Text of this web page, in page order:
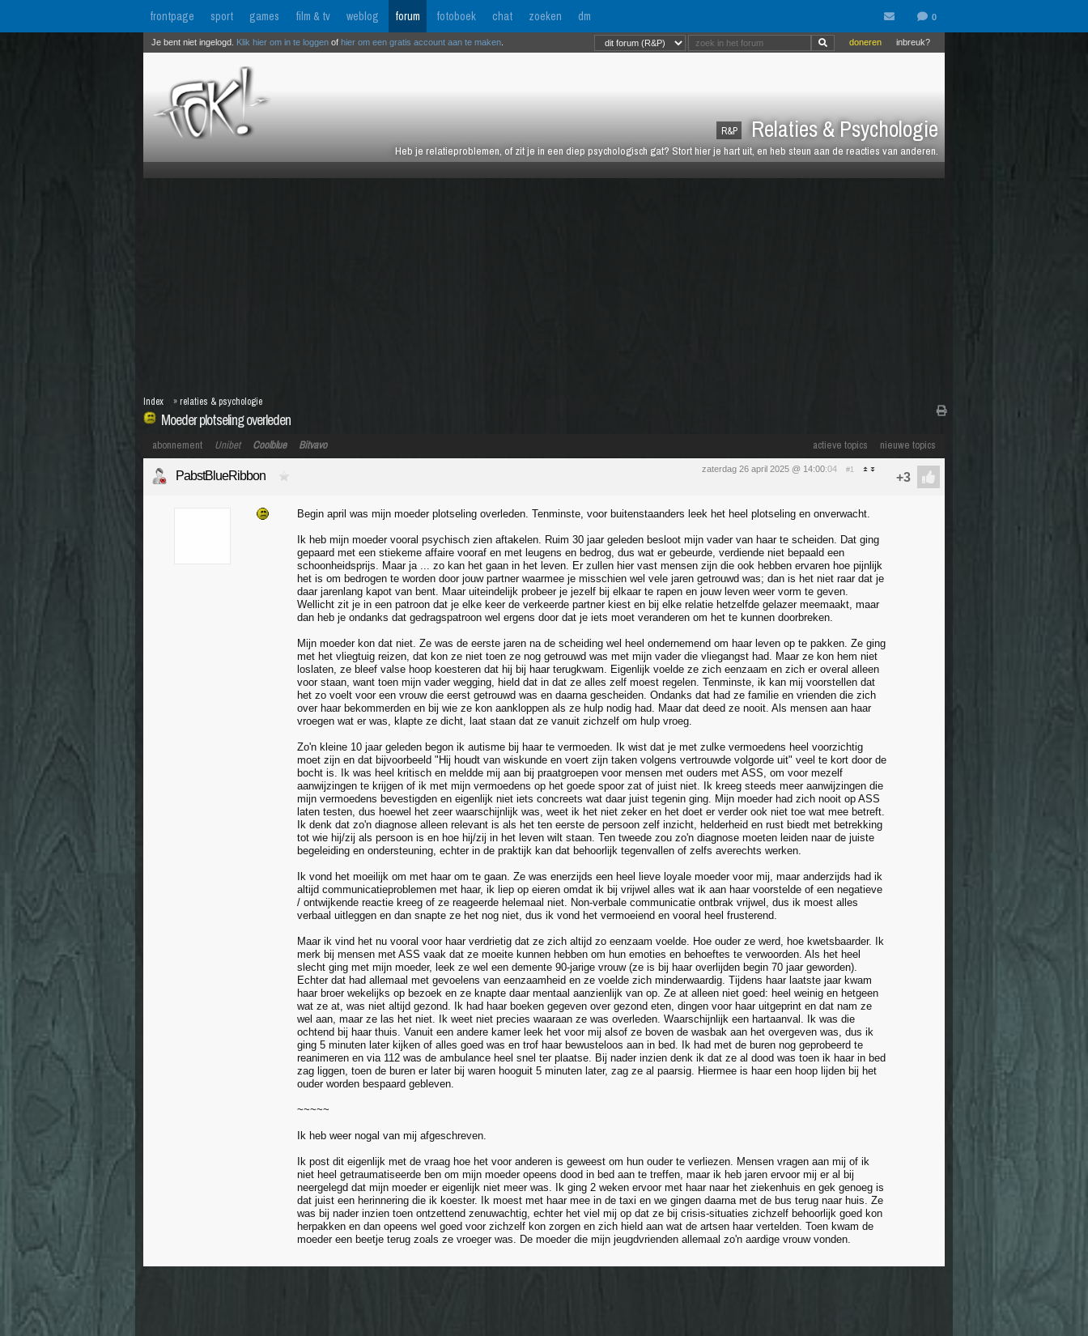
frontpage sport games film & tv weblog forum fotoboek chat zoeken dm
R&P Relaties & Psychologie
Heb je relatieproblemen, of zit je in een diep psychologisch gat? Stort hier je hart uit, en heb steun aan de reacties van anderen.
inbreuk?
doneren
Je bent niet ingelogd. Klik hier om in te loggen of hier om een gratis account aan te maken
Moeder plotseling overleden
Index » relaties & psychologie
actieve topics nieuwe topics
abonnement Unibet Coolblue Bitvavo
zaterdag 26 april 2025 @ 14:00:04 #1
PabstBlueRibbon
Begin april was mijn moeder plotseling overleden. Tenminste, voor buitenstaanders leek het heel plotseling en onverwacht.
Ik heb mijn moeder vooral psychisch zien aftakelen. Ruim 30 jaar geleden besloot mijn vader van haar te scheiden. Dat ging
gepaard met een stiekeme affaire vooraf en met leugens en bedrog, dus wat er gebeurde, verdiende niet bepaald een
schoonheidsprijs. Maar ja ... zo kan het gaan in het leven. Er zullen hier vast mensen zijn die ook hebben ervaren hoe pijnlijk
het is om bedrogen te worden door jouw partner waarmee je misschien wel vele jaren getrouwd was; dan is het niet raar dat je
daar jarenlang kapot van bent. Maar uiteindelijk probeer je jezelf bij elkaar te rapen en jouw leven weer vorm te geven.
Wellicht zit je in een patroon dat je elke keer de verkeerde partner kiest en bij elke relatie hetzelfde gelazer meemaakt, maar
dan heb je ondanks dat gedragspatroon wel ergens door dat je iets moet veranderen om het te kunnen doorbreken.
Mijn moeder kon dat niet. Ze was de eerste jaren na de scheiding wel heel ondernemend om haar leven op te pakken. Ze ging
met het vliegtuig reizen, dat kon ze niet toen ze nog getrouwd was met mijn vader die vliegangst had. Maar ze kon hem niet
loslaten, ze bleef valse hoop koesteren dat hij bij haar terugkwam. Eigenlijk voelde ze zich eenzaam en zich er overal alleen
voor staan, want toen mijn vader wegging, hield dat in dat ze alles zelf moest regelen. Tenminste, ik kan mij voorstellen dat
het zo voelt voor een vrouw die eerst getrouwd was en daarna gescheiden. Ondanks dat had ze familie en vrienden die zich
over haar bekommerden en bij wie ze kon aankloppen als ze hulp nodig had. Maar dat deed ze nooit. Als mensen aan haar
vroegen wat er was, klapte ze dicht, laat staan dat ze vanuit zichzelf om hulp vroeg.
Zo'n kleine 10 jaar geleden begon ik autisme bij haar te vermoeden. Ik wist dat je met zulke vermoedens heel voorzichtig
moet zijn en dat bijvoorbeeld "Hij houdt van wiskunde en voert zijn taken volgens vertrouwde volgorde uit" veel te kort door de
bocht is. Ik was heel kritisch en meldde mij aan bij praatgroepen voor mensen met ouders met ASS, om voor mezelf
aanwijzingen te krijgen of ik met mijn vermoedens op het goede spoor zat of juist niet. Ik kreeg steeds meer aanwijzingen die
mijn vermoedens bevestigden en eigenlijk niet iets concreets wat daar juist tegenin ging. Mijn moeder had zich nooit op ASS
laten testen, dus hoewel het zeer waarschijnlijk was, weet ik het niet zeker en het doet er verder ook niet toe wat mee betreft.
Ik denk dat zo'n diagnose alleen relevant is als het ten eerste de persoon zelf inzicht, helderheid en rust biedt met betrekking
tot wie hij/zij als persoon is en hoe hij/zij in het leven wilt staan. Ten tweede zou zo'n diagnose moeten leiden naar de juiste
begeleiding en ondersteuning, echter in de praktijk kan dat behoorlijk tegenvallen of zelfs averechts werken.
Ik vond het moeilijk om met haar om te gaan. Ze was enerzijds een heel lieve loyale moeder voor mij, maar anderzijds had ik
altijd communicatieproblemen met haar, ik liep op eieren omdat ik bij vrijwel alles wat ik aan haar voorstelde of een negatieve
/ ontwijkende reactie kreeg of ze reageerde helemaal niet. Non-verbale communicatie ontbrak vrijwel, dus ik moest alles
verbaal uitleggen en dan snapte ze het nog niet, dus ik vond het vermoeiend en vooral heel frusterend.
Maar ik vind het nu vooral voor haar verdrietig dat ze zich altijd zo eenzaam voelde. Hoe ouder ze werd, hoe kwetsbaarder. Ik
merk bij mensen met ASS vaak dat ze moeite kunnen hebben om hun emoties en behoeftes te verwoorden. Als het heel
slecht ging met mijn moeder, leek ze wel een demente 90-jarige vrouw (ze is bij haar overlijden begin 70 jaar geworden).
Echter dat had allemaal met gevoelens van eenzaamheid en ze voelde zich minderwaardig. Tijdens haar laatste jaar kwam
haar broer wekelijks op bezoek en ze knapte daar mentaal aanzienlijk van op. Ze at alleen niet goed: heel weinig en hetgeen
wat ze at, was niet altijd gezond. Ik had haar boeken gegeven over gezond eten, dingen voor haar uitgeprint en dat nam ze
wel aan, maar ze las het niet. Ik weet niet precies waaraan ze was overleden. Waarschijnlijk een hartaanval. Ik was die
ochtend bij haar thuis. Vanuit een andere kamer leek het voor mij alsof ze boven de wasbak aan het overgeven was, dus ik
ging 5 minuten later kijken of alles goed was en trof haar bewusteloos aan in bed. Ik had met de buren nog geprobeerd te
reanimeren en via 112 was de ambulance heel snel ter plaatse. Bij nader inzien denk ik dat ze al dood was toen ik haar in bed
zag liggen, toen de buren er later bij waren hooguit 5 minuten later, zag ze al paarsig. Hiermee is haar een hoop lijden bij het
ouder worden bespaard gebleven.
~~~~~
Ik heb weer nogal van mij afgeschreven.
Ik post dit eigenlijk met de vraag hoe het voor anderen is geweest om hun ouder te verliezen. Mensen vragen aan mij of ik
niet heel getraumatiseerde ben om mijn moeder opeens dood in bed aan te treffen, maar ik heb jaren ervoor mij er al bij
neergelegd dat mijn moeder er eigenlijk niet meer was. Ik ging 2 weken ervoor met haar naar het ziekenhuis en gek genoeg is
dat juist een herinnering die ik koester. Ik moest met haar mee in de taxi en we gingen daarna met de bus terug naar huis. Ze
was bij nader inzien toen ontzettend zenuwachtig, echter het viel mij op dat ze bij crisis-situaties zichzelf behoorlijk goed kon
herpakken en dan opeens wel goed voor zichzelf kon zorgen en zich hield aan wat de artsen haar vertelden. Toen kwam de
moeder een beetje terug zoals ze vroeger was. De moeder die mijn jeugdvrienden allemaal zo'n aardige vrouw vonden.